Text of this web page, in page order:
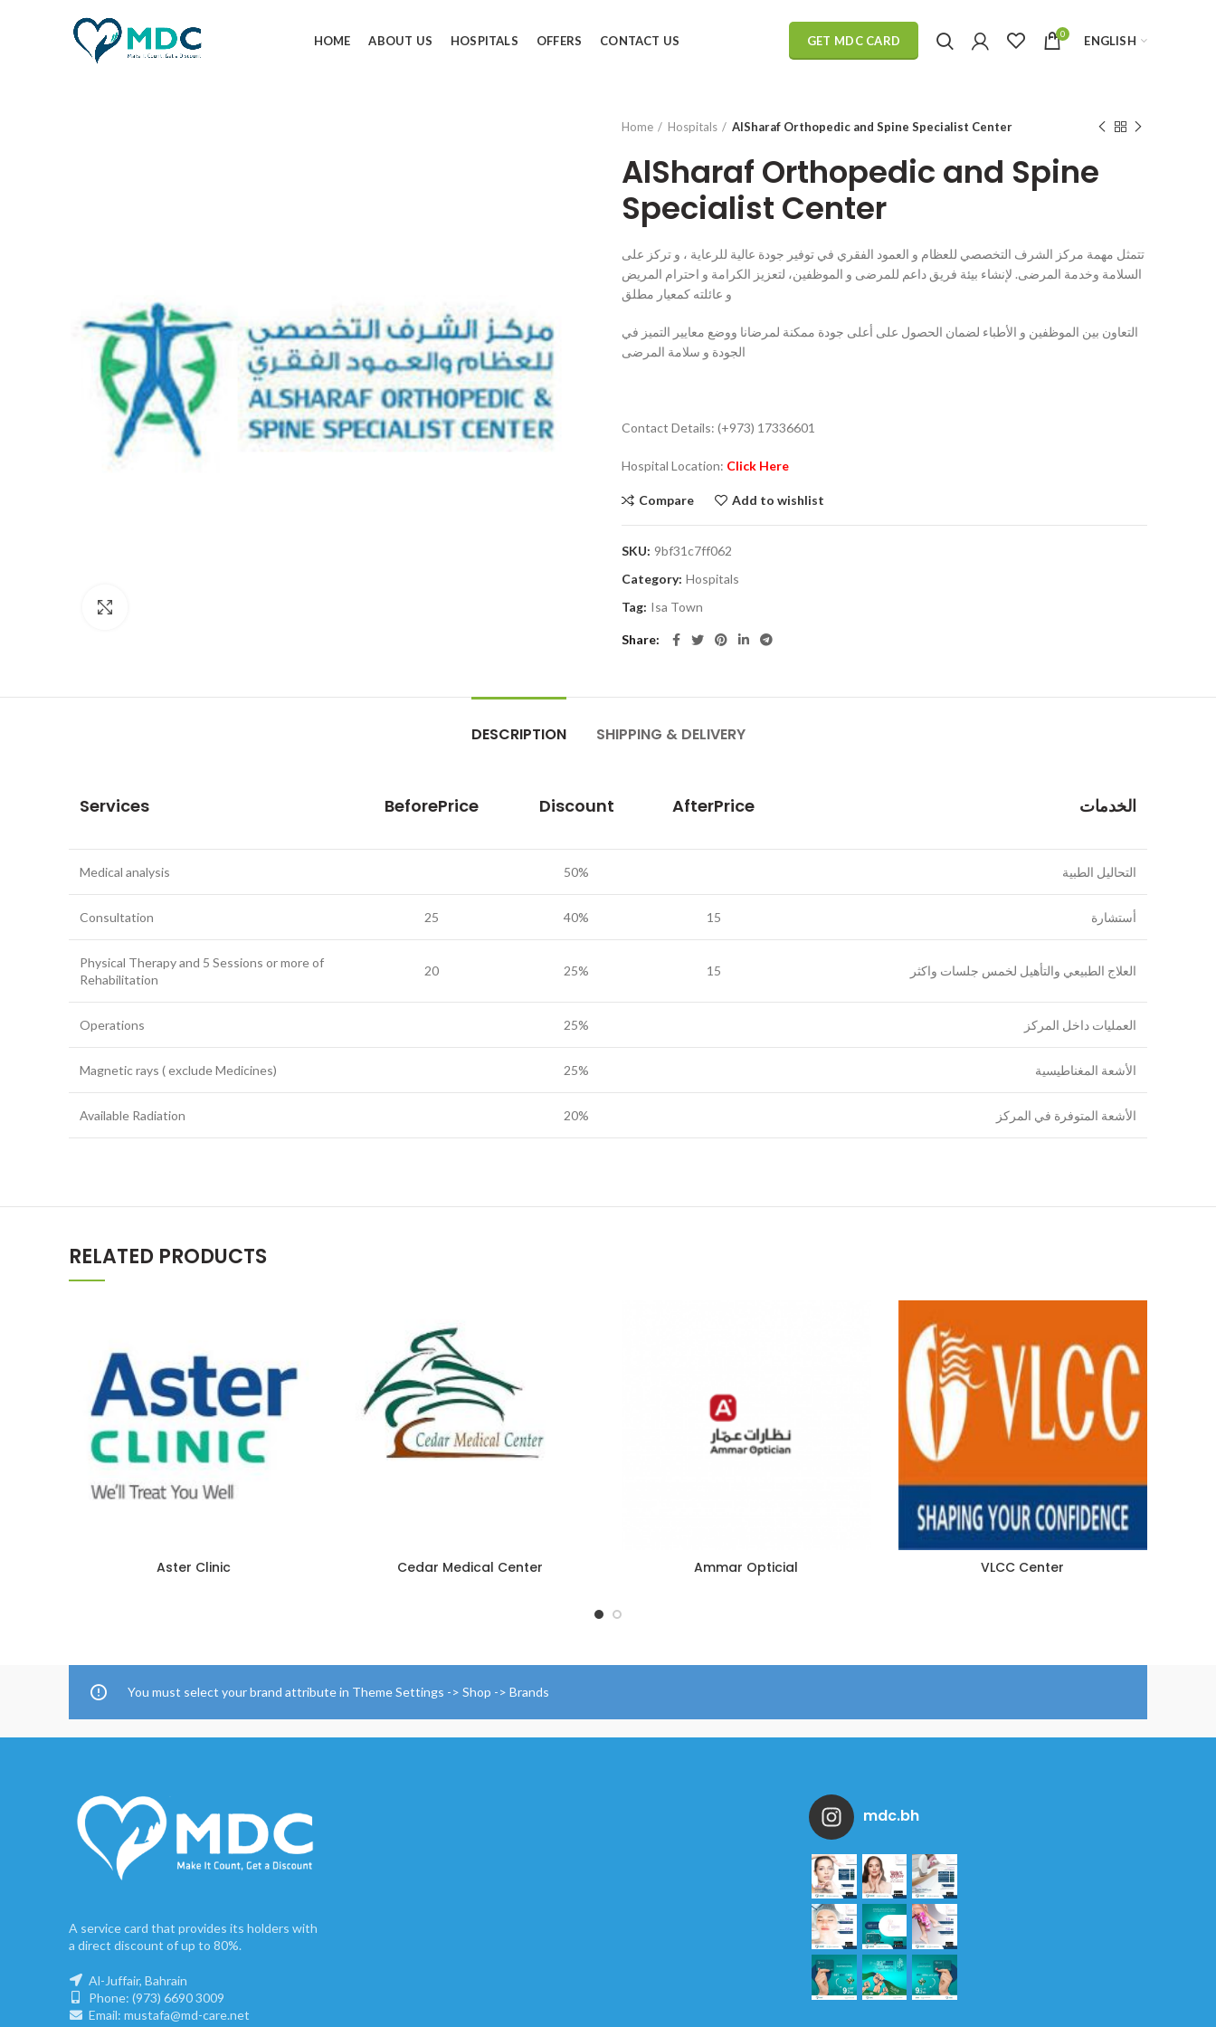
HOME ABOUT US HOSPITALS OFFERS CONTACT US GET MDC CARD 0 ENGLISH
Home Hospitals AlSharaf Orthopedic and Spine Specialist Center
AlSharaf Orthopedic and Spine
Specialist Center
تتمثل مهمة مركز الشرف التخصصي للعظام و العمود الفقري في توفير جودة عالية للرعاية ، و تركز على
السلامة وخدمة المرضى. لإنشاء بيئة فريق داعم للمرضى و الموظفين، لتعزيز الكرامة و احترام المريض
و عائلته كمعيار مطلق
التعاون بين الموظفين و الأطباء لضمان الحصول على أعلى جودة ممكنة لمرضانا ووضع معايير التميز في
الجودة و سلامة المرضى
Contact Details: (+973) 17336601
Hospital Location: Click Here
Compare Add to wishlist
SKU: 9bf31c7ff062
Category: Hospitals
Tag: Isa Town
Share
DESCRIPTION SHIPPING & DELIVERY
Services BeforePrice Discount AfterPrice الخدمات
Medical analysis 50% التحاليل الطبية
Consultation 25 40% 15 أستشارة
Physical Therapy and 5 Sessions or more of
Rehabilitation
20 25% 15 العلاج الطبيعي والتأهيل لخمس جلسات واكثر
Operations 25% العمليات داخل المركز
Magnetic rays ( exclude Medicines) 25% الأشعة المغناطيسية
Available Radiation 20% الأشعة المتوفرة في المركز
RELATED PRODUCTS
Aster Clinic Cedar Medical Center Ammar Opticial VLCC Center
You must select your brand attribute in Theme Settings -> Shop -> Brands
A service card that provides its holders with
a direct discount of up to 80%.
Al-Juffair, Bahrain
Phone: (973) 6690 3009
Email: mustafa@md-care.net
mdc.bh